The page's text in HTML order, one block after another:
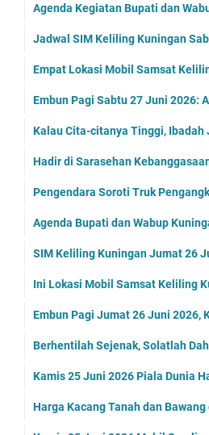
Agenda Kegiatan Bupati dan
Jadwal SIM Keliling Kuningan
Empat Lokasi Mobil Samsat
Embun Pagi Sabtu 27 Juni 2026:
Kalau Cita-citanya Tinggi, Ibadah
Hadir di Sarasehan
Pengendara Soroti Truk
Agenda Bupati dan Wabup
SIM Keliling Kuningan Jumat 26
Ini Lokasi Mobil Samsat Keliling
Embun Pagi Jumat 26 Juni 2026,
Berhentilah Sejenak, Solatlah
Kamis 25 Juni 2026 Piala Dunia
Harga Kacang Tanah dan